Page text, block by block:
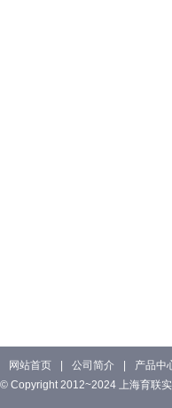
网站首页 公司简介 产品中
© Copyright 2012~2024 上海育联